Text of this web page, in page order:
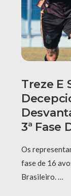
Treze E
3ª Fase
Os
fase de 16
Brasileiro. …